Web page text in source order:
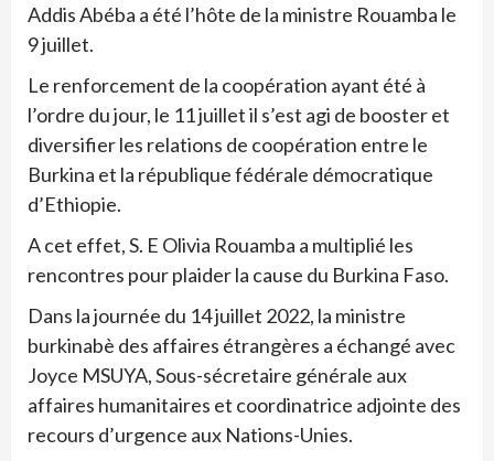
Addis Abéba a été l’hôte de la ministre Rouamba le
9 juillet.
Le renforcement de la coopération ayant été à
l’ordre du jour, le 11 juillet il s’est agi de booster et
diversifier les relations de coopération entre le
Burkina et la république fédérale démocratique
d’Ethiopie.
A cet effet, S. E Olivia Rouamba a multiplié les
rencontres pour plaider la cause du Burkina Faso.
Dans la journée du 14 juillet 2022, la ministre
burkinabè des affaires étrangères a échangé avec
Joyce MSUYA, Sous-sécretaire générale aux
affaires humanitaires et coordinatrice adjointe des
recours d’urgence aux Nations-Unies.